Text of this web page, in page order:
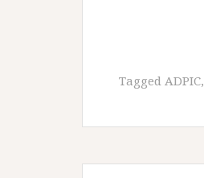
Tagged ADPIC,